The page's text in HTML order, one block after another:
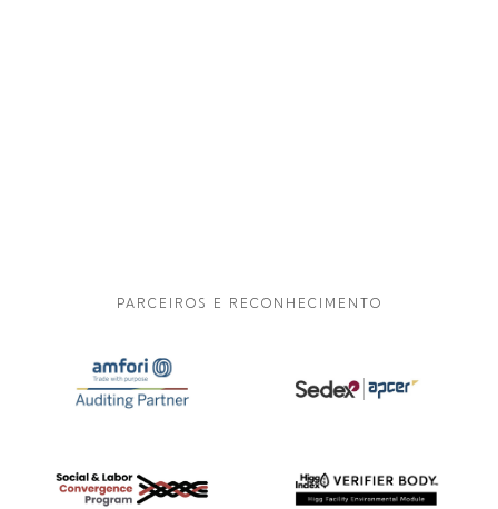
PARCEIROS E RECONHECIMENTO